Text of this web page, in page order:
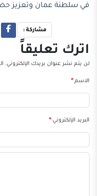
في سلطنة عمان وتعزيز
مشاركة :
اترك تعليقاً
لن يتم نشر عنوان بريدك الإلكتروني.
الاسم*
البريد الإلكتروني*